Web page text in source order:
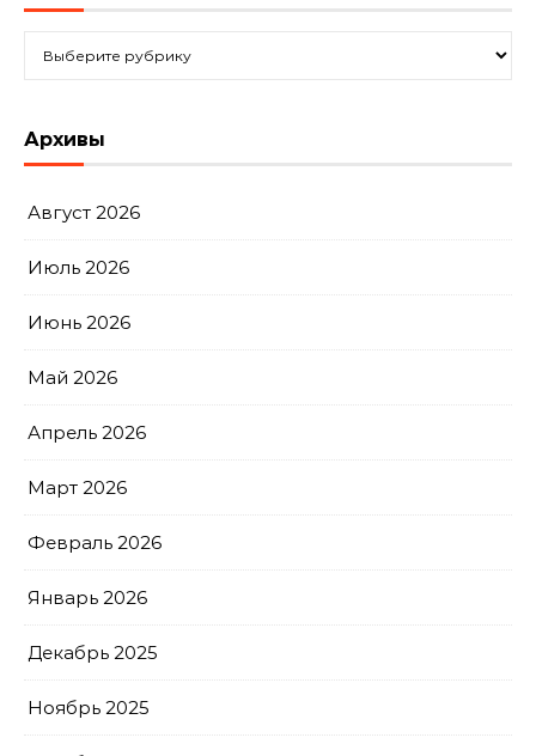
Архивы
Август 2026
Июль 2026
Июнь 2026
Май 2026
Апрель 2026
Март 2026
Февраль 2026
Январь 2026
Декабрь 2025
Ноябрь 2025